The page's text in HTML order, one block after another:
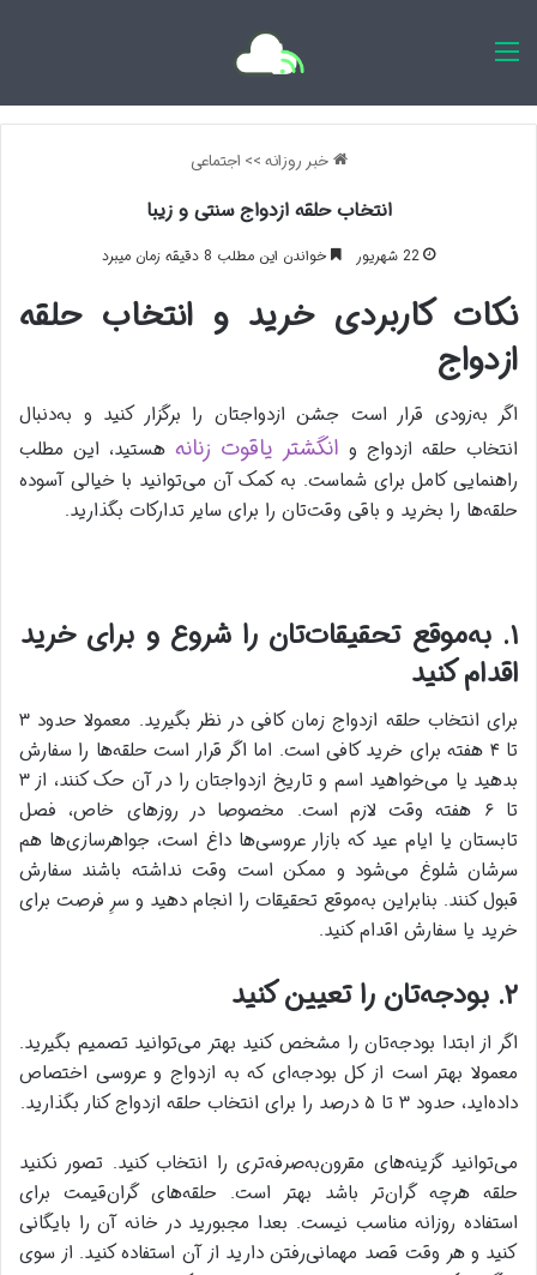
خبر روزانه>> اجتماعی
انتخاب حلقه ازدواج سنتی و زیبا
22 شهریور خواندن این مطلب 8 دقیقه زمان میبرد
نکات کاربردی خرید و انتخاب حلقه
ازدواج
اگر به‌زودی قرار است جشن ازدواجتان را برگزار کنید و به‌دنبال
انتخاب حلقه ازدواج و انگشتر یاقوت زنانههستید، این مطلب
راهنمایی کامل برای شماست. به کمک آن می‌توانید با خیالی آسوده
حلقه‌ها را بخرید و باقی وقت‌تان را برای سایر تدارکات بگذارید.
۱. به‌موقع تحقیقات‌تان را شروع و برای خرید
اقدام کنید
برای انتخاب حلقه ازدواج زمان کافی در نظر بگیرید. معمولا حدود ۳
تا ۴ هفته برای خرید کافی است. اما اگر قرار است حلقه‌ها را سفارش
بدهید یا می‌خواهید اسم و تاریخ ازدواجتان را در آن حک کنند، از ۳
تا ۶ هفته وقت لازم است. مخصوصا در روزهای خاص، فصل
تابستان یا ایام عید که بازار عروسی‌ها داغ است، جواهرسازی‌ها هم
سرشان شلوغ می‌شود و ممکن است وقت نداشته باشند سفارش
قبول کنند. بنابراین به‌موقع تحقیقات را انجام دهید و سرِ فرصت برای
خرید یا سفارش اقدام کنید.
۲. بودجه‌تان را تعیین کنید
اگر از ابتدا بودجه‌تان را مشخص کنید بهتر می‌توانید تصمیم بگیرید.
معمولا بهتر است از کل بودجه‌ای که به ازدواج و عروسی اختصاص
داده‌اید، حدود ۳ تا ۵ درصد را برای انتخاب حلقه ازدواج کنار بگذارید.
می‌توانید گزینه‌های مقرون‌به‌صرفه‌تری را انتخاب کنید. تصور نکنید
حلقه هرچه گران‌تر باشد بهتر است. حلقه‌های گران‌قیمت برای
استفاده روزانه مناسب نیست. بعدا مجبورید در خانه آن را بایگانی
کنید و هر وقت قصد مهمانی‌رفتن دارید از آن استفاده کنید. از سوی